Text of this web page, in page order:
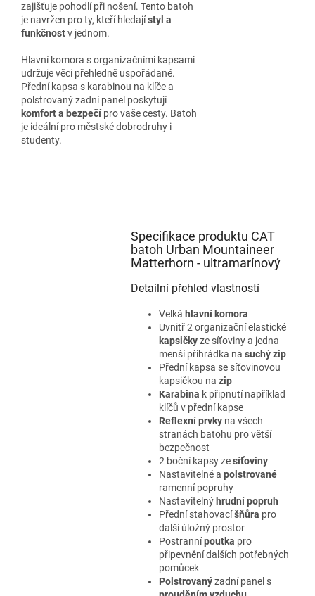
zajišťuje pohodlí při nošení. Tento batoh
je navržen pro ty, kteří hledajístyl a
funkčnostv jednom.
Hlavní komora s organizačními kapsami
udržuje věci přehledně uspořádané.
Přední kapsa s karabinou na klíče a
polstrovaný zadní panel poskytují
komfort a bezpečí pro vaše cesty. Batoh
je ideální pro městské dobrodruhy i
studenty.
Specifikace produktu CAT
batoh Urban Mountaineer
Matterhorn - ultramarínový
Detailní přehled vlastností
Velká hlavní komora
Uvnitř 2 organizační elastické
kapsičkyze síťoviny a jedna
menší přihrádka na suchý zip
Přední kapsa se síťovinovou
kapsičkou na zip
Karabina k připnutí například
klíčů v přední kapse
Reflexní prvkyna všech
stranách batohu pro větší
bezpečnost
2 boční kapsy zesíťoviny
Nastavitelné a polstrované
ramenní popruhy
Nastavitelný hrudní popruh
Přední stahovacíšňůra pro
další úložný prostor
Postrannípoutka pro
připevnění dalších potřebných
pomůcek
Polstrovanýzadní panel s